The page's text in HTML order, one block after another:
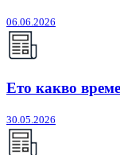
06.06.2026
Ето какво
30.05.2026